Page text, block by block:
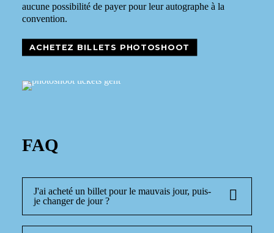
aucune possibilité de payer pour leur autographe à la
convention.
ACHETEZ BILLETS PHOTOSHOOT
FAQ
J'ai acheté un billet pour le mauvais jour, puis-
je changer de jour ?